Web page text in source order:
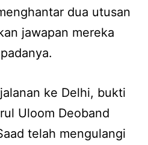
dua utusan
jawapan mereka
ke Delhi, bukti
Uloom Deoband
telah mengulangi